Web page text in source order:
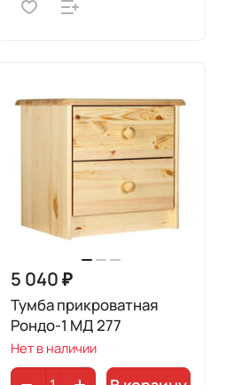
5 040 ₽
Тумба прикроватная
Рондо-1 МД 277
Нет в наличии